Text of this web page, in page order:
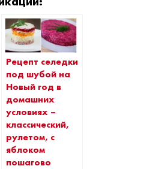
Рецепт селедки
под шубой на
Новый год в
домашних
условиях –
классический,
рулетом, с
яблоком
пошагово